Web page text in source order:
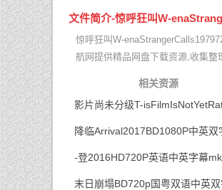
文件简介-惊呼狂叫W-
惊呼狂叫W-
航网提供精品网盘下载资源,收集整
相关资源
影片尚未分级T-
降临Arrival2017BD1080P中英双
-登2016HD720P英语中英字幕
末日崩塌BD720p国粤双语中英